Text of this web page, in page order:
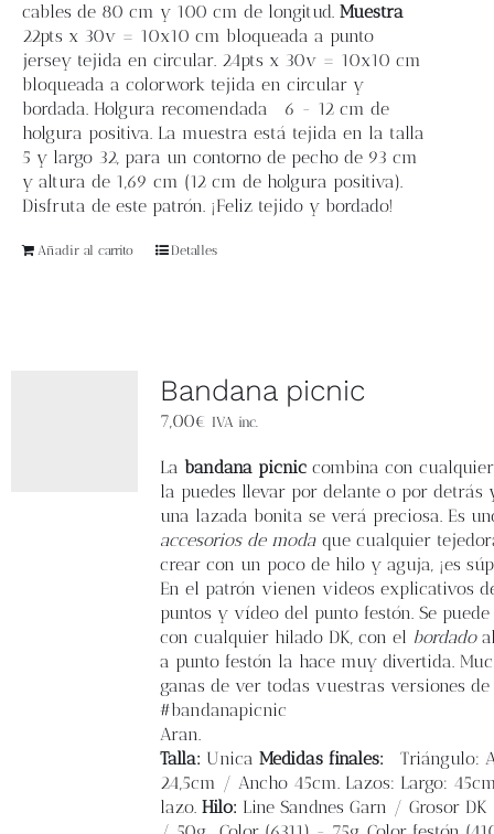
cables de 80 cm y 100 cm de longitud. Muestra
22pts x 30v = 10x10 cm bloqueada a punto
jersey tejida en circular. 24pts x 30v = 10x10 cm
bloqueada a colorwork tejida en circular y
bordada. Holgura recomendada
6 - 12 cm de
holgura positiva. La muestra está tejida en la talla
5 y largo 32, para un contorno de pecho de 93 cm
y altura de 1,69 cm (12 cm de holgura positiva).
Disfruta de este patrón. ¡Feliz tejido y bordado!
Añadir al carrito Detalles
Bandana picnic
7,00€ IVA inc.
La bandana picnic combina con
la puedes llevar por delante o por detrás
una lazada bonita se verá preciosa. Es
accesorios de moda que cualquier
crear con un poco de hilo y aguja, ¡es
En el patrón vienen videos explicativos
puntos y vídeo del punto festón. Se
con cualquier hilado DK, con el bordado
a punto festón la hace muy divertida.
ganas de ver todas vuestras versiones
#bandanapicnic
Aran.
Talla: Unica Medidas finales: Triángulo:
24,5cm / Ancho 45cm. Lazos: Largo:
lazo. Hilo: Line Sandnes Garn / Grosor